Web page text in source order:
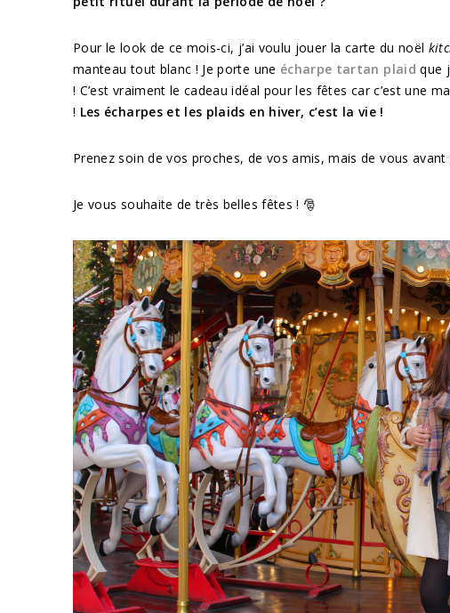
Pour le look de ce mois-ci, j’ai voulu jouer la carte du noël
manteau tout blanc ! Je porte une écharpe tartan plaid que
! C’est vraiment le cadeau idéal pour les fêtes car c’est une
! Les écharpes et les plaids en hiver, c’est la vie !
Prenez soin de vos proches, de vos amis, mais de vous
Je vous souhaite de très belles fêtes ! 🎅